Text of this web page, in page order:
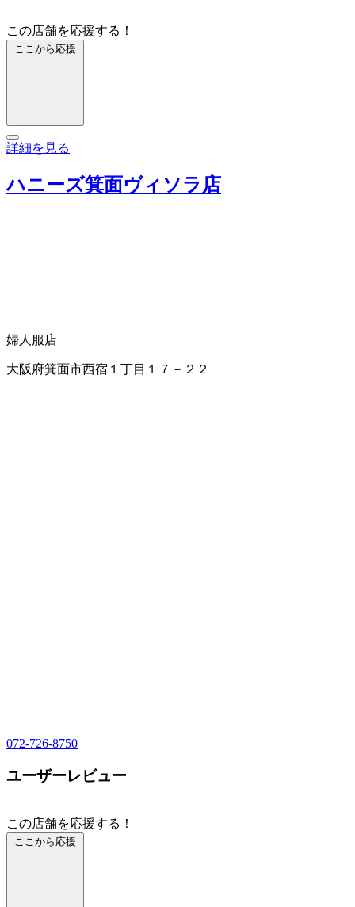
この店舗を応援する！
ここから応援
詳細を見る
ハニーズ箕面ヴィソラ店
婦人服店
大阪府箕面市西宿１丁目１７－２２
072-726-8750
ユーザーレビュー
この店舗を応援する！
ここから応援